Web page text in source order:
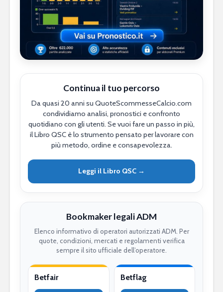
Continua il tuo percorso
Da quasi 20 anni su QuoteScommesseCalcio.com
condividiamo analisi, pronostici e confronto
quotidiano con gli utenti. Se vuoi fare un passo in più,
il Libro QSC è lo strumento pensato per lavorare con
più metodo, ordine e consapevolezza.
Leggi il Libro QSC →
Bookmaker legali ADM
Elenco informativo di operatori autorizzati ADM. Per
quote, condizioni, mercati e regolamenti verifica
sempre il sito ufficiale dell’operatore.
Betfair Betflag